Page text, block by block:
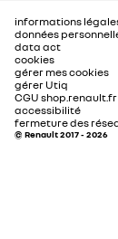
informations
données
data act
cookies
gérer mes cookies
gérer Utiq
CGU shop.renault.fr
accessibilité
fermeture des
© Renault 2017 - 2026